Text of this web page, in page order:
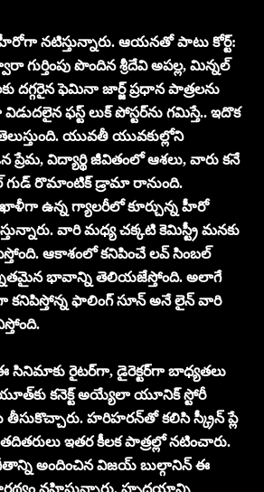
హీరోగా న‌టిస్తున్నారు. ఆయ‌న‌తో పాటు కోర్ట్‌:
గుర్తింపు పొందిన శ్రీదేవి అపల్ల, మిన్న‌ల్
ద‌గ్గ‌రైన ఫెమినా జార్జ్ ప్ర‌ధాన పాత్ర‌లను
ఫస్ట్ లుక్ పోస్ట‌ర్‌ను గ‌మిస్తే.. ఇదొక
యువ‌తీ యువ‌కుల్లోని
విద్యార్థి జీవితంలో ఆశ‌లు, వారు క‌నే
గుడ్ రొమాంటిక్ డ్రామా రానుంది.
ఖాళీగా ఉన్న గ్యాలరీలో కూర్చున్న హీరో
వారి మధ్య చ‌క్క‌టి కెమిస్ట్రీ మ‌న‌కు
ఆకాశంలో క‌నిపించే ల‌వ్ సింబ‌ల్
భావాన్ని తెలియ‌జేస్తోంది. అలాగే
ఫాలింగ్ సూన్ అనే లైన్ వారి
రైట‌ర్‌గా, డైరెక్ట‌ర్‌గా బాధ్య‌త‌లు
క‌నెక్ట్ అయ్యేలా యూనిక్ స్టోరీ
తీసుకొచ్చారు. హ‌రిహ‌ర‌న్‌తో క‌లిసి స్క్రీన్ ప్లే
ఇత‌ర కీల‌క పాత్ర‌ల్లో న‌టించారు.
అందించిన విజ‌య్ బుల్గానిన్ ఈ
వ‌హిస్తున్నారు. హృద‌యాన్ని